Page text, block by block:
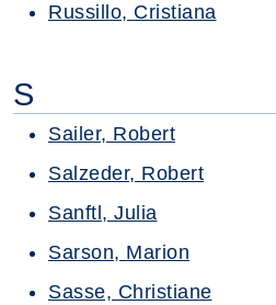
Russillo, Cristiana
S
Sailer, Robert
Salzeder, Robert
Sanftl, Julia
Sarson, Marion
Sasse, Christiane